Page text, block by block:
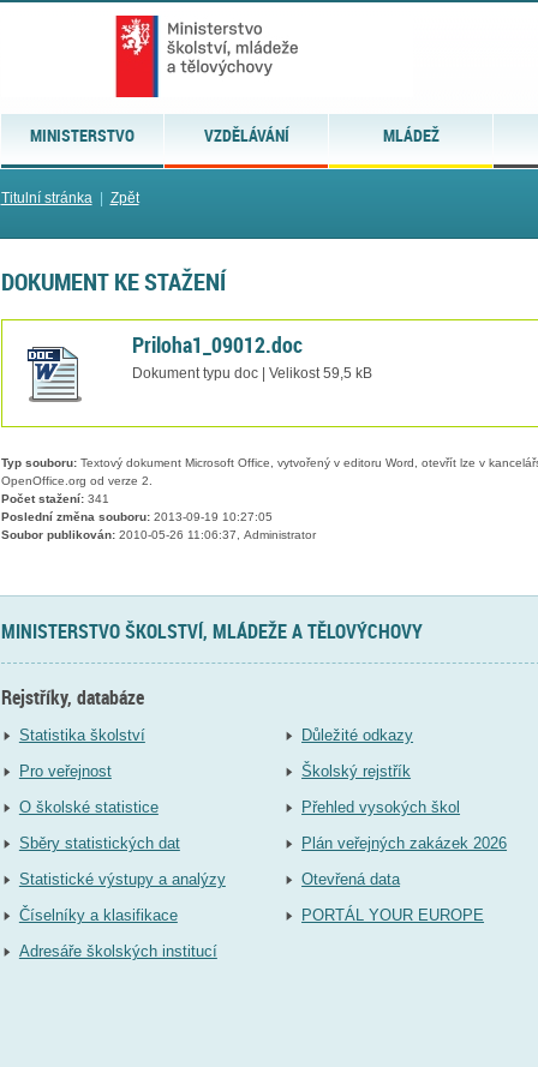
MINISTERSTVO VZDĚLÁVÁNÍ MLÁDEŽ
Titulní stránka| Zpět
DOKUMENT KE STAŽENÍ
Priloha1_09012.doc
Dokument typu doc | Velikost 59,5 kB
Typ souboru:Textový dokument Microsoft Office, vytvořený v editoru Word, otevřít lze v
OpenOffice.org od verze 2.
Počet stažení:341
Poslední změna souboru:2013-09-19 10:27:05
Soubor publikován:2010-05-26 11:06:37, Administrator
MINISTERSTVO ŠKOLSTVÍ, MLÁDEŽE A TĚLOVÝCHOVY
Rejstříky, databáze
Statistika školství
Pro veřejnost
O školské statistice
Sběry statistických dat
Statistické výstupy a analýzy
Číselníky a klasifikace
Adresáře školských institucí
Důležité odkazy
Školský rejstřík
Přehled vysokých škol
Plán veřejných zakázek 2026
Otevřená data
PORTÁL YOUR EUROPE